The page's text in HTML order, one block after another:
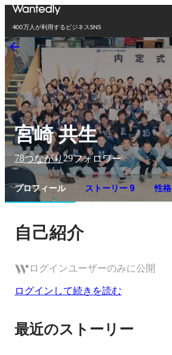
400万人が利用するビジネスSNS
宮崎 共生
78つながり29フォロワー
プロフィール ストーリー 9 性格
自己紹介
ログインユーザーのみに公開
ログインして続きを読む
最近のストーリー